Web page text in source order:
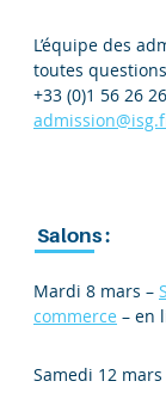
L’équipe des
toutes
+33 (0)1 56 26
Salons :
Mardi 8 mars –
commerce – en
Samedi 12